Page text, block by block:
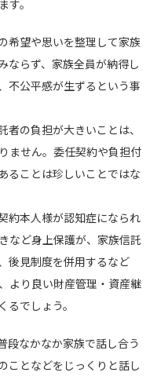
。
望や思いを整理して家族
ならず、家族全員が納得し
不公平感が生ずるという事
の負担が大きいことは、
ません。委任契約や負担付
ることは珍しいことではな
本人様が認知症になられ
など身上保護が、家族信託
後見制度を併用するなど
より良い財産管理・資産継
でしょう。
段なかなか家族で話し合う
ことなどをじっくりと話し